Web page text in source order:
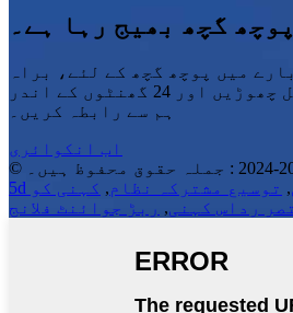
پوچھ گچھ بھیج رہا ہے۔
میں پوچھ گچھ کے لئے، براہ
کرم ہمیں اپنا ای میل چھوڑیں اور 24 گھنٹوں کے اندر
ہم سے رابطہ کریں۔
اب انکوائری
, توسیع مشترکہ نظام, کہنی کو
رداس کہنی, ربڑ جوائنٹ فلانج